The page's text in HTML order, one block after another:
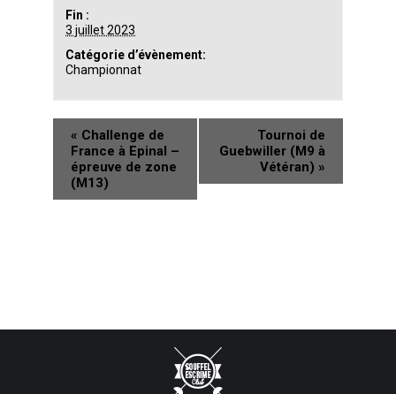
Fin :
3 juillet 2023
Catégorie d’évènement:
Championnat
« Challenge de
France à Epinal –
épreuve de zone
(M13)
Tournoi de
Guebwiller (M9 à
Vétéran) »